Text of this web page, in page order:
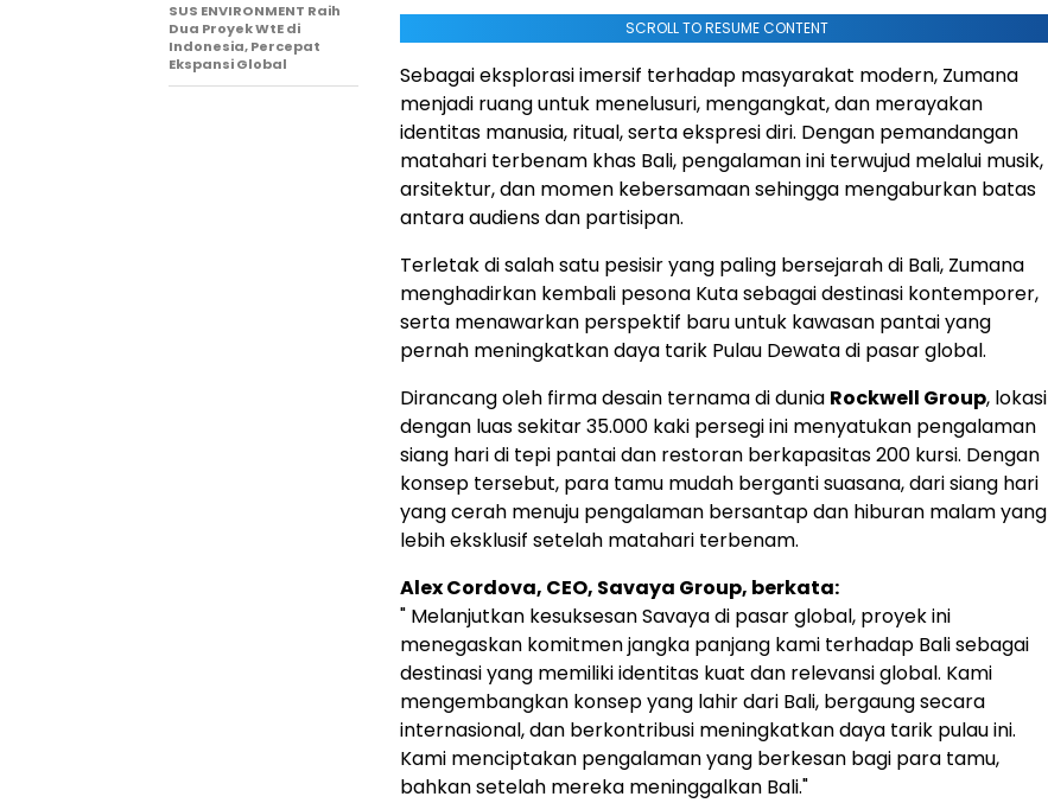
SCROLL TO RESUME CONTENT
Sebagai eksplorasi imersif terhadap masyarakat modern, Zumana
menjadi ruang untuk menelusuri, mengangkat, dan merayakan
identitas manusia, ritual, serta ekspresi diri. Dengan pemandangan
matahari terbenam khas Bali, pengalaman ini terwujud melalui musik,
arsitektur, dan momen kebersamaan sehingga mengaburkan batas
antara audiens dan partisipan.
Terletak di salah satu pesisir yang paling bersejarah di Bali, Zumana
menghadirkan kembali pesona Kuta sebagai destinasi kontemporer,
serta menawarkan perspektif baru untuk kawasan pantai yang
pernah meningkatkan daya tarik Pulau Dewata di pasar global.
Dirancang oleh firma desain ternama di dunia Rockwell Group, lokasi
dengan luas sekitar 35.000 kaki persegi ini menyatukan pengalaman
siang hari di tepi pantai dan restoran berkapasitas 200 kursi. Dengan
konsep tersebut, para tamu mudah berganti suasana, dari siang hari
yang cerah menuju pengalaman bersantap dan hiburan malam yang
lebih eksklusif setelah matahari terbenam.
Alex Cordova, CEO, Savaya Group, berkata:
" Melanjutkan kesuksesan Savaya di pasar global, proyek ini
menegaskan komitmen jangka panjang kami terhadap Bali sebagai
destinasi yang memiliki identitas kuat dan relevansi global. Kami
mengembangkan konsep yang lahir dari Bali, bergaung secara
internasional, dan berkontribusi meningkatkan daya tarik pulau ini.
Kami menciptakan pengalaman yang berkesan bagi para tamu,
bahkan setelah mereka meninggalkan Bali."
SUS ENVIRONMENT Raih
Dua Proyek WtE di
Indonesia, Percepat
Ekspansi Global